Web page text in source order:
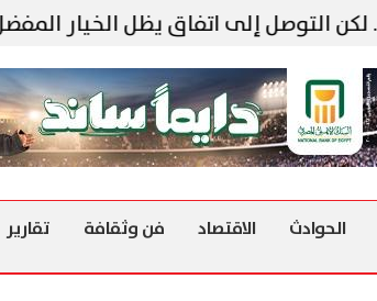
إلى اتفاق يظل الخيار المفضل
الحوادث الاقتصاد فن وثقافة تقارير